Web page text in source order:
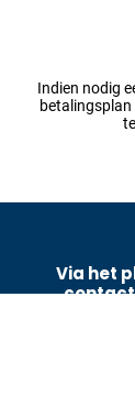
Indien nodig
Via het
contact